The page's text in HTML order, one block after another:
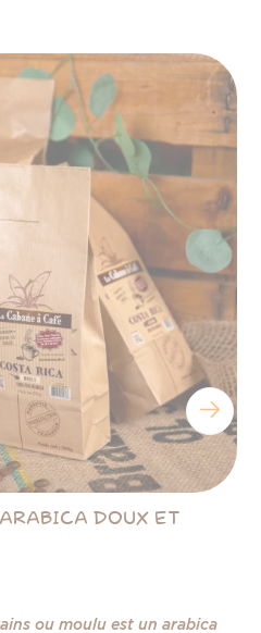
DOUX ET
ou moulu est un arabica